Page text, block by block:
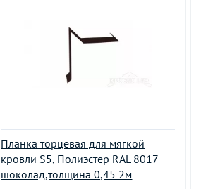
Планка торцевая для мягкой
кровли S5, Полиэстер RAL 8017
шоколад,толщина 0,45 2м